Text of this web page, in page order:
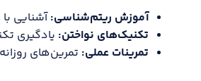
آموزش ریتم‌شناسی:آشنایی
تکنیک‌های نواختن: یادگیری
تمرینات عملی: تمرین‌های